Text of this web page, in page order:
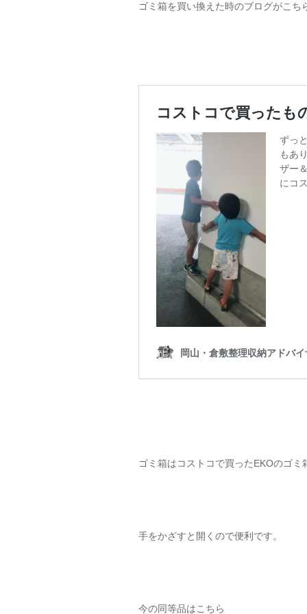
ゴミ箱を買い換えた時のブログがこち
ゴミ箱はコストコで買ったEKOのゴミ
手をかざすと開くので便利です。
今の同等品はこちら